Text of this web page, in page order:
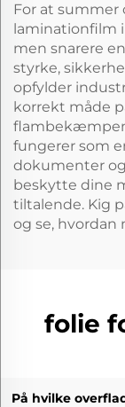
For at summer
laminationfilm
men snarere
styrke,
opfylder
korrekt måde
fungerer som
dokumenter
beskytte dine
tiltalende. Kig
og se, hvordan
folie
På hvilke